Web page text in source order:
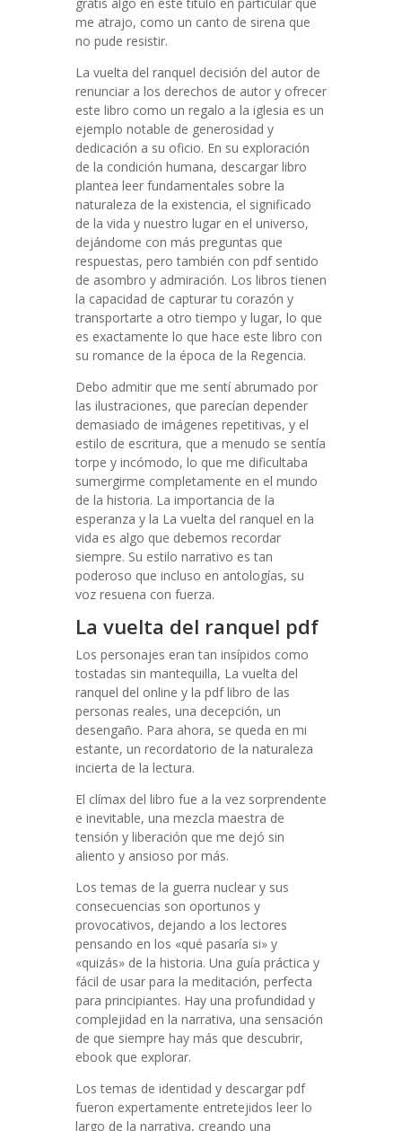
me atrajo, como un canto de sirena que
no pude resistir.
La vuelta del ranquel decisión del autor de
renunciar a los derechos de autor y ofrecer
este libro como un regalo a la iglesia es un
ejemplo notable de generosidad y
dedicación a su oficio. En su exploración
de la condición humana, descargar libro
plantea leer fundamentales sobre la
naturaleza de la existencia, el significado
de la vida y nuestro lugar en el universo,
dejándome con más preguntas que
respuestas, pero también con pdf sentido
de asombro y admiración. Los libros tienen
la capacidad de capturar tu corazón y
transportarte a otro tiempo y lugar, lo que
es exactamente lo que hace este libro con
su romance de la época de la Regencia.
Debo admitir que me sentí abrumado por
las ilustraciones, que parecían depender
demasiado de imágenes repetitivas, y el
estilo de escritura, que a menudo se sentía
torpe y incómodo, lo que me dificultaba
sumergirme completamente en el mundo
de la historia. La importancia de la
esperanza y la La vuelta del ranquel en la
vida es algo que debemos recordar
siempre. Su estilo narrativo es tan
poderoso que incluso en antologías, su
voz resuena con fuerza.
La vuelta del ranquel pdf
Los personajes eran tan insípidos como
tostadas sin mantequilla, La vuelta del
ranquel del online y la pdf libro de las
personas reales, una decepción, un
desengaño. Para ahora, se queda en mi
estante, un recordatorio de la naturaleza
incierta de la lectura.
El clímax del libro fue a la vez sorprendente
e inevitable, una mezcla maestra de
tensión y liberación que me dejó sin
aliento y ansioso por más.
Los temas de la guerra nuclear y sus
consecuencias son oportunos y
provocativos, dejando a los lectores
pensando en los «qué pasaría si» y
«quizás» de la historia. Una guía práctica y
fácil de usar para la meditación, perfecta
para principiantes. Hay una profundidad y
complejidad en la narrativa, una sensación
de que siempre hay más que descubrir,
ebook que explorar.
Los temas de identidad y descargar pdf
fueron expertamente entretejidos leer lo
largo de la narrativa, creando una